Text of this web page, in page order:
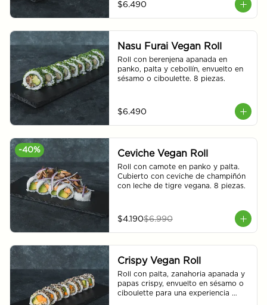
$6.490
Nasu Furai Vegan Roll
Roll con berenjena apanada en
panko, palta y cebollín, envuelto en
sésamo o ciboulette. 8 piezas.
$6.490
-40% Ceviche Vegan Roll
Roll con camote en panko y palta.
Cubierto con ceviche de champiñón
con leche de tigre vegana. 8 piezas.
$4.190$6.990
Crispy Vegan Roll
Roll con palta, zanahoria apanada y
papas crispy, envuelto en sésamo o
ciboulette para una experiencia